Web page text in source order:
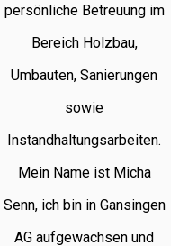
persönliche Betreuung im
Bereich Holzbau,
Umbauten, Sanierungen
sowie
Instandhaltungsarbeiten.
Mein Name ist Micha
Senn, ich bin in Gansingen
AG aufgewachsen und